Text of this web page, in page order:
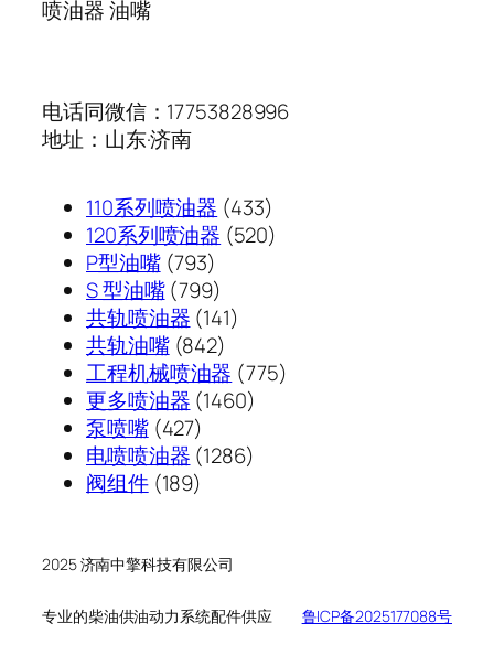
喷油器 油嘴
电话同微信：17753828996
地址：山东·济南
110系列喷油器 433433
个
120系列喷油器 520520
P型油嘴 793793
个
产
品
S 型油嘴 799799
个
产
品
共轨喷油器 141141
产
品
共轨油嘴 842842
个
产
工程机械喷油器 775775
更多喷油器 14601460
产
泵喷嘴 427427
个
产
电喷喷油器 12861286
阀组件 189189
品
2025 济南中擎科技有限公司
专业的柴油供油动力系统配件供应 鲁ICP备2025177088号